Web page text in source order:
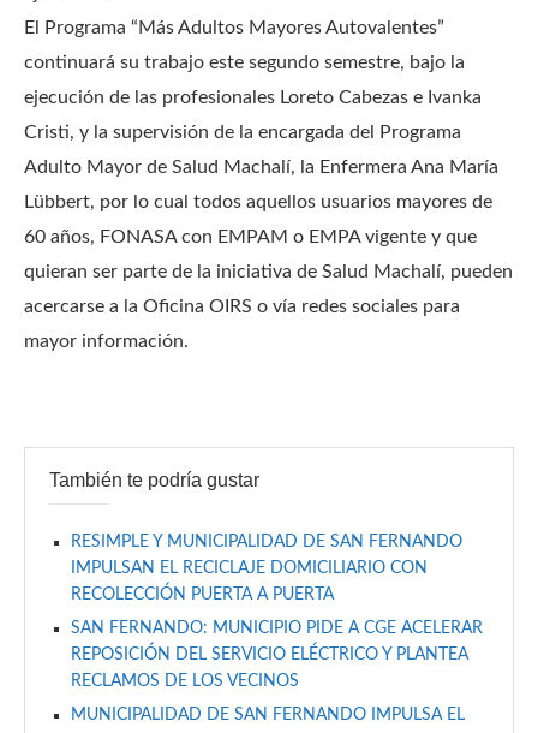
El Programa “Más Adultos Mayores Autovalentes”
continuará su trabajo este segundo semestre, bajo la
ejecución de las profesionales Loreto Cabezas e Ivanka
Cristi, y la supervisión de la encargada del Programa
Adulto Mayor de Salud Machalí, la Enfermera Ana María
Lübbert, por lo cual todos aquellos usuarios mayores de
60 años, FONASA con EMPAM o EMPA vigente y que
quieran ser parte de la iniciativa de Salud Machalí, pueden
acercarse a la Oficina OIRS o vía redes sociales para
mayor información.
También te podría gustar
RESIMPLE Y MUNICIPALIDAD DE SAN FERNANDO
IMPULSAN EL RECICLAJE DOMICILIARIO CON
RECOLECCIÓN PUERTA A PUERTA
SAN FERNANDO: MUNICIPIO PIDE A CGE ACELERAR
REPOSICIÓN DEL SERVICIO ELÉCTRICO Y PLANTEA
RECLAMOS DE LOS VECINOS
MUNICIPALIDAD DE SAN FERNANDO IMPULSA EL